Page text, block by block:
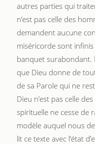
autres parties qui
n’est pas celle des
demandent aucune
miséricorde sont
banquet surabondant.
que Dieu donne de
de sa Parole qui ne
Dieu n’est pas celle
spirituelle ne cesse de
modèle auquel nous
lit ce texte avec l’état